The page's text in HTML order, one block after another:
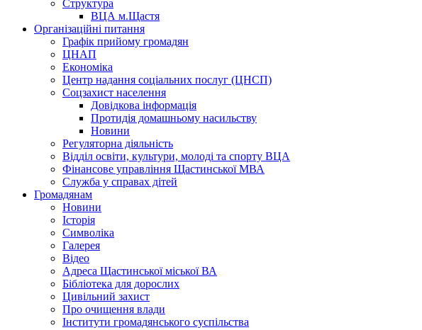
Структура
ВЦА м.Щастя
Організаційні питання
Графік прийому громадян
ЦНАП
Економіка
Центр надання соціальних послуг (ЦНСП)
Соцзахист населення
Довідкова інформація
Протидія домашньому насильству
Новини
Регуляторна діяльність
Відділ освіти, культури, молоді та спорту ВЦА
Фінансове управління Щастинської МВА
Служба у справах дітей
Громадянам
Новини
Історія
Символіка
Галерея
Відео
Адреса Щастинської міської ВА
Бібліотека для дорослих
Цивільний захист
Про очищення влади
Інститути громадянського суспільства